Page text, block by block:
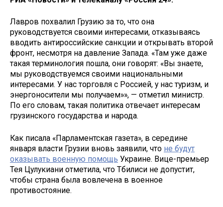
Лавров похвалил Грузию за то, что она
руководствуется своими интересами, отказываясь
вводить антироссийские санкции и открывать второй
фронт, несмотря на давление Запада. «Там уже даже
такая терминология пошла, они говорят: «Вы знаете,
мы руководствуемся своими национальными
интересами. У нас торговля с Россией, у нас туризм, и
энергоносители мы получаем»», — отметил министр.
По его словам, такая политика отвечает интересам
грузинского государства и народа.
Как писала «Парламентская газета», в середине
января власти Грузии вновь заявили, что не будут
оказывать военную помощь Украине. Вице-премьер
Тея Цулукиани отметила, что Тбилиси не допустит,
чтобы страна была вовлечена в военное
противостояние.